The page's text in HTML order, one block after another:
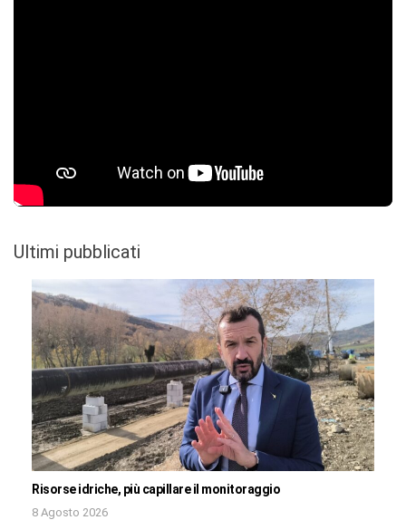
Ultimi pubblicati
Risorse idriche, più capillare il monitoraggio
8 Agosto 2026